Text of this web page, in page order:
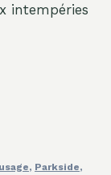
intempéries
, Parkside,